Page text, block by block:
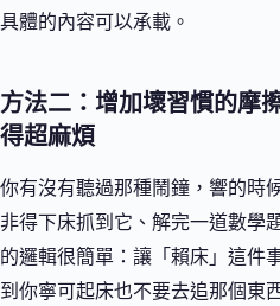
具體的內容可以承載。
方法二：增加壞習慣的摩
得超麻煩
你有沒有聽過那種鬧鐘，響的時
非得下床抓到它、解完一道數學
的邏輯很簡單：讓「賴床」這件
到你寧可起床也不要去追那個東